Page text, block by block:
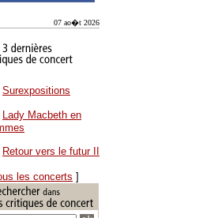
07 ao�t 2026
Surexpositions
Lady Macbeth en
Retour vers le futur II
les concerts ]